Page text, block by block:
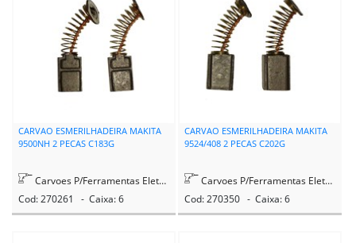
CARVAO ESMERILHADEIRA MAKITA
9500NH 2 PECAS C183G
Carvoes P/Ferramentas Eletricas
Cod: 270261 - Caixa: 6
CARVAO ESMERILHADEIRA MAKITA
9524/408 2 PECAS C202G
Carvoes P/Ferramentas Eletricas
Cod: 270350 - Caixa: 6